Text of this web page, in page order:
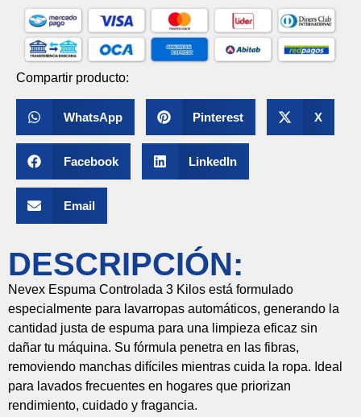
Compartir producto:
WhatsApp Pinterest X
Facebook LinkedIn
Email
DESCRIPCIÓN:
Nevex Espuma Controlada 3 Kilos está formulado
especialmente para lavarropas automáticos, generando la
cantidad justa de espuma para una limpieza eficaz sin
dañar tu máquina. Su fórmula penetra en las fibras,
removiendo manchas difíciles mientras cuida la ropa. Ideal
para lavados frecuentes en hogares que priorizan
rendimiento, cuidado y fragancia.